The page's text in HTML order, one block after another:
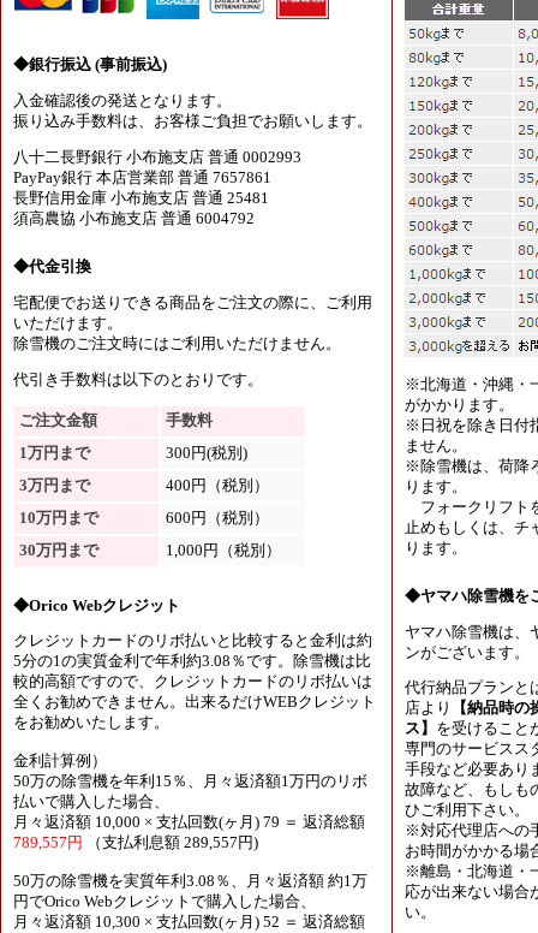
◆銀行振込 (事前振込)
入金確認後の発送となります。
振り込み手数料は、お客様ご負担でお願いします。
八十二長野銀行 小布施支店 普通 0002993
PayPay銀行 本店営業部 普通 7657861
長野信用金庫 小布施支店 普通 25481
須高農協 小布施支店 普通 6004792
◆代金引換
宅配便でお送りできる商品をご注文の際に、ご利用
いただけます。
除雪機のご注文時にはご利用いただけません。
代引き手数料は以下のとおりです。
ご注文金額
手数料
1万円まで
300円(税別)
3万円まで
400円（税別）
10万円まで
600円（税別）
30万円まで
1,000円（税別）
◆Orico Webクレジット
クレジットカードのリボ払いと比較すると金利は約
5分の1の実質金利で年利約3.08％です。除雪機は比
較的高額ですので、クレジットカードのリボ払いは
全くお勧めできません。出来るだけWEBクレジット
をお勧めいたします。
金利計算例）
50万の除雪機を年利15％、月々返済額1万円のリボ
払いで購入した場合、
月々返済額 10,000 × 支払回数(ヶ月) 79 ＝ 返済総額
789,557円
（支払利息額 289,557円)
50万の除雪機を実質年利3.08％、月々返済額 約1万
円でOrico Webクレジットで購入した場合、
月々返済額 10,300 × 支払回数(ヶ月) 52 ＝ 返済総額
※北海道・沖縄・
がかかります。
※日祝を除き日付
ません。
※除雪機は、荷降
ります。
フォークリフト
止めもしくは、チ
ります。
◆ヤマハ除雪機を
ヤマハ除雪機は、
ンがございます。
代行納品プランと
店より
【納品時
ス】 を受けること
専門のサービスス
手段など必要あり
故障など、もしも
ひご利用下さい。
※対応代理店への
お時間がかかる場
※離島・北海道・
応が出来ない場合
い。